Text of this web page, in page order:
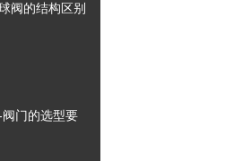
阀的结构区别
门的选型要